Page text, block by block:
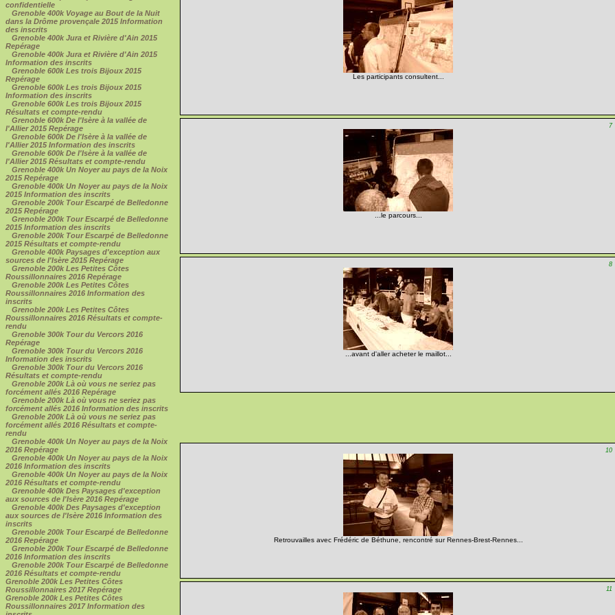
confidentielle
Grenoble 400k Voyage au Bout de la Nuit
dans la Drôme provençale 2015 Information
des inscrits
Grenoble 400k Jura et Rivière d'Ain 2015
Repérage
Grenoble 400k Jura et Rivière d'Ain 2015
Information des inscrits
Grenoble 600k Les trois Bijoux 2015
Repérage
Grenoble 600k Les trois Bijoux 2015
Information des inscrits
Grenoble 600k Les trois Bijoux 2015
Résultats et compte-rendu
Grenoble 600k De l'Isère à la vallée de
l'Allier 2015 Repérage
Grenoble 600k De l'Isère à la vallée de
l'Allier 2015 Information des inscrits
Grenoble 600k De l'Isère à la vallée de
l'Allier 2015 Résultats et compte-rendu
Grenoble 400k Un Noyer au pays de la Noix
2015 Repérage
Grenoble 400k Un Noyer au pays de la Noix
2015 Information des inscrits
Grenoble 200k Tour Escarpé de Belledonne
2015 Repérage
Grenoble 200k Tour Escarpé de Belledonne
2015 Information des inscrits
Grenoble 200k Tour Escarpé de Belledonne
2015 Résultats et compte-rendu
Grenoble 400k Paysages d'exception aux
sources de l'Isère 2015 Repérage
Grenoble 200k Les Petites Côtes
Roussillonnaires 2016 Repérage
Grenoble 200k Les Petites Côtes
Roussillonnaires 2016 Information des
inscrits
Grenoble 200k Les Petites Côtes
Roussillonnaires 2016 Résultats et compte-
rendu
Grenoble 300k Tour du Vercors 2016
Repérage
Grenoble 300k Tour du Vercors 2016
Information des inscrits
Grenoble 300k Tour du Vercors 2016
Résultats et compte-rendu
Grenoble 200k Là où vous ne seriez pas
forcément allés 2016 Repérage
Grenoble 200k Là où vous ne seriez pas
forcément allés 2016 Information des inscrits
Grenoble 200k Là où vous ne seriez pas
forcément allés 2016 Résultats et compte-
rendu
Grenoble 400k Un Noyer au pays de la Noix
2016 Repérage
Grenoble 400k Un Noyer au pays de la Noix
2016 Information des inscrits
Grenoble 400k Un Noyer au pays de la Noix
2016 Résultats et compte-rendu
Grenoble 400k Des Paysages d'exception
aux sources de l'Isère 2016 Repérage
Grenoble 400k Des Paysages d'exception
aux sources de l'Isère 2016 Information des
inscrits
Grenoble 200k Tour Escarpé de Belledonne
2016 Repérage
Grenoble 200k Tour Escarpé de Belledonne
2016 Information des inscrits
Grenoble 200k Tour Escarpé de Belledonne
2016 Résultats et compte-rendu
Grenoble 200k Les Petites Côtes
Roussillonnaires 2017 Repérage
Grenoble 200k Les Petites Côtes
Roussillonnaires 2017 Information des
Les participants consultent...
7
...le parcours...
8
...avant d'aller acheter le maillot...
10
Retrouvailles avec Frédéric de Béthune, rencontré sur Rennes-Brest-Rennes...
11